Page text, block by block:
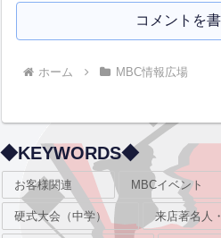
コメントを
ホーム MBC情報広場
◆KEYWORDS◆
お客様関連 MBCイベント
硬式大会（中学） 来店著名人